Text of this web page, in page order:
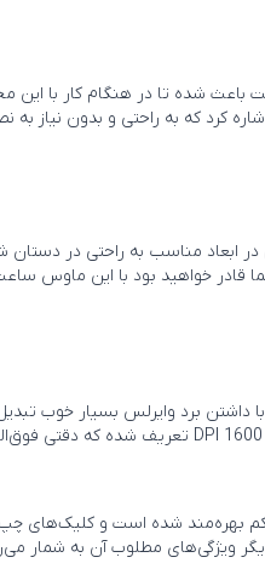
ویژگی‌های مطلوب آن به شمار